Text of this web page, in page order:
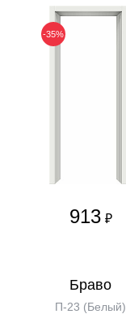
-35%
913 ₽
Бравo
П-23 (Белый)